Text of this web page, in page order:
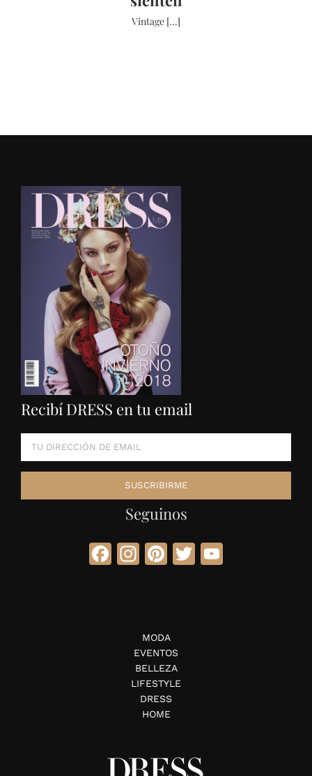
Vintage [...]
Recibí DRESS en tu email
Seguinos
Facebook
Instagram
Pinterest
Twitter
MODA
EVENTOS
BELLEZA
LIFESTYLE
DRESS
HOME